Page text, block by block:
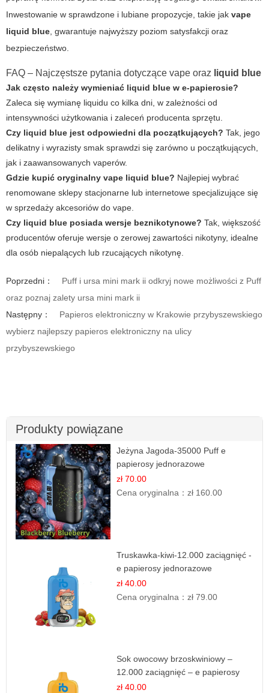
Inwestowanie w sprawdzone i lubiane propozycje, takie jak vape
liquid blue, gwarantuje najwyższy poziom satysfakcji oraz
bezpieczeństwo.
FAQ – Najczęstsze pytania dotyczące vape oraz liquid blue
Jak często należy wymieniać liquid blue w e-papierosie?
Zaleca się wymianę liquidu co kilka dni, w zależności od
intensywności użytkowania i zaleceń producenta sprzętu.
Czy liquid blue jest odpowiedni dla początkujących? Tak, jego
delikatny i wyrazisty smak sprawdzi się zarówno u początkujących,
jak i zaawansowanych vaperów.
Gdzie kupić oryginalny vape liquid blue? Najlepiej wybrać
renomowane sklepy stacjonarne lub internetowe specjalizujące się
w sprzedaży akcesoriów do vape.
Czy liquid blue posiada wersje beznikotynowe? Tak, większość
producentów oferuje wersje o zerowej zawartości nikotyny, idealne
dla osób niepalących lub rzucających nikotynę.
Poprzedni：
Puff i ursa mini mark ii odkryj nowe możliwości z Puff
oraz poznaj zalety ursa mini mark ii
Następny：
Papieros elektroniczny w Krakowie przybyszewskiego
wybierz najlepszy papieros elektroniczny na ulicy
przybyszewskiego
Produkty powiązane
Jeżyna Jagoda-35000 Puff e
papierosy jednorazowe
zł 70.00
Cena oryginalna：zł 160.00
Truskawka-kiwi-12.000 zaciągnięć -
e papierosy jednorazowe
zł 40.00
Cena oryginalna：zł 79.00
Sok owocowy brzoskwiniowy –
12.000 zaciągnięć – e papierosy
jednorazowe
zł 40.00